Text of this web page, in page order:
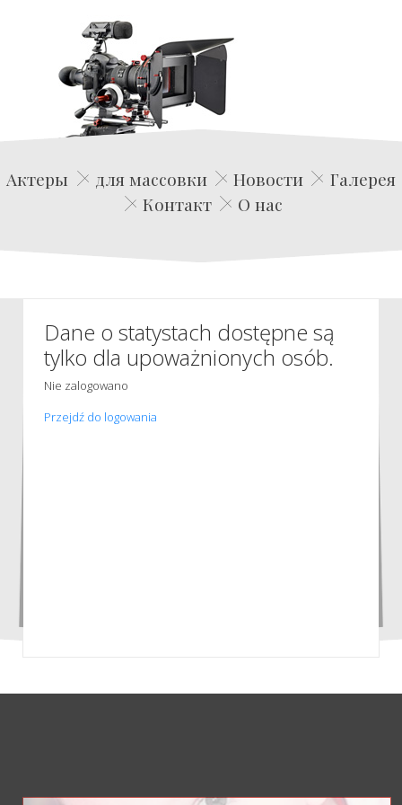
Edwin Film Agencja Aktorska
Актеры для массовки Новости
Галерея
Контакт
О нас
Dane o statystach dostępne są
tylko dla upoważnionych osób.
Nie zalogowano
Przejdź do logowania